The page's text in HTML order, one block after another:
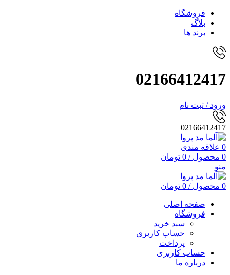
فروشگاه
بلاگ
برند ها
02166412417
ورود / ثبت نام
02166412417
0 علاقه مندی
0 محصول /
0 تومان
منو
0 محصول /
0 تومان
صفحه اصلی
فروشگاه
سبد خرید
حساب کاربری
پرداخت
حساب کاربری
درباره ما